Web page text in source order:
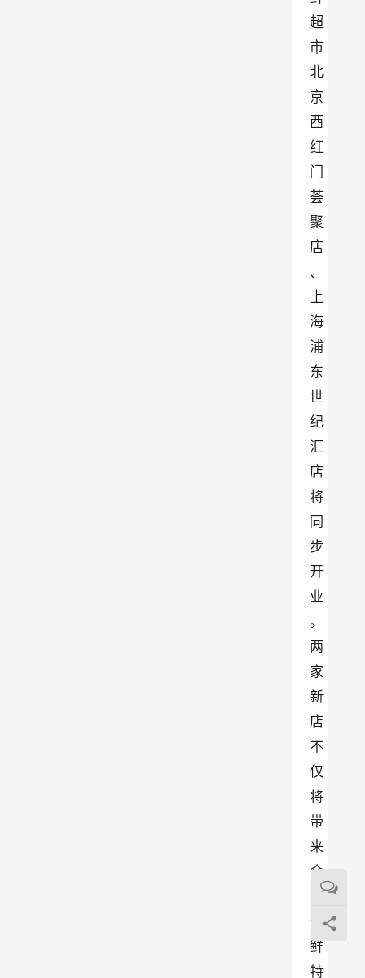
超
市
北
京
西
红
门
荟
聚
店
、
上
海
浦
东
世
纪
汇
店
将
同
步
开
业
。
两
家
新
店
不
仅
将
带
来
众
多
七
鲜
特